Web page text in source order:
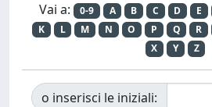
Vai a: 0-9 A B C D E
K
L M N O P Q R
X
Y Z
o inserisci le iniziali: